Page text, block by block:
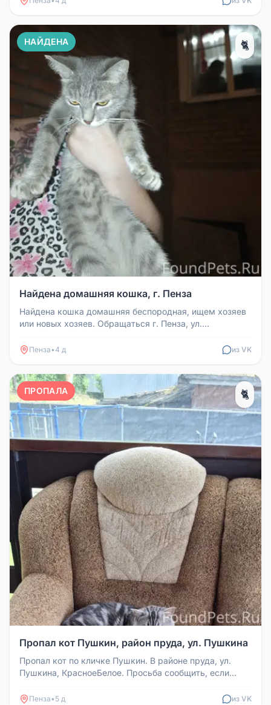
НАЙДЕНА 🐈
Найдена домашняя кошка, г. Пенза
Найдена кошка домашняя беспородная, ищем хозяев
или новых хозяев. Обращаться г. Пенза, ул.
Пенза•4 д из VK
ПРОПАЛА 🐈
Пропал кот Пушкин, район пруда, ул. Пушкина
Пропал кот по кличке Пушкин. В районе пруда, ул.
Пушкина, КрасноеБелое. Просьба сообщить, если
Пенза• 5 д из VK